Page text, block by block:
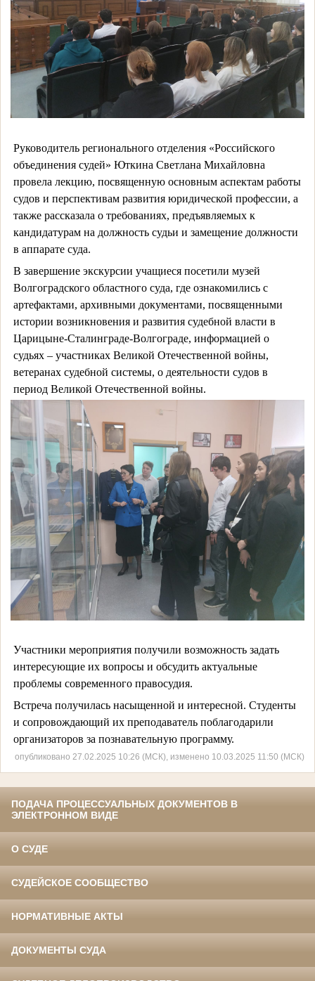
Руководитель регионального отделения «Российского
объединения судей» Юткина Светлана Михайловна
провела лекцию, посвященную основным аспектам работы
судов и перспективам развития юридической профессии, а
также рассказала о требованиях, предъявляемых к
кандидатурам на должность судьи и замещение должности
в аппарате суда.
В завершение экскурсии учащиеся посетили музей
Волгоградского областного суда, где ознакомились с
артефактами, архивными документами, посвященными
истории возникновения и развития судебной власти в
Царицыне-Сталинграде-Волгограде, информацией о
судьях – участниках Великой Отечественной войны,
ветеранах судебной системы, о деятельности судов в
период Великой Отечественной войны.
Участники мероприятия получили возможность задать
интересующие их вопросы и обсудить актуальные
проблемы современного правосудия.
Встреча получилась насыщенной и интересной. Студенты
и сопровождающий их преподаватель поблагодарили
организаторов за познавательную программу.
опубликовано 27.02.2025 10:26 (МСК), изменено 10.03.2025 11:50 (МСК)
ПОДАЧА ПРОЦЕССУАЛЬНЫХ ДОКУМЕНТОВ В
ЭЛЕКТРОННОМ ВИДЕ
О СУДЕ
СУДЕЙСКОЕ СООБЩЕСТВО
НОРМАТИВНЫЕ АКТЫ
ДОКУМЕНТЫ СУДА